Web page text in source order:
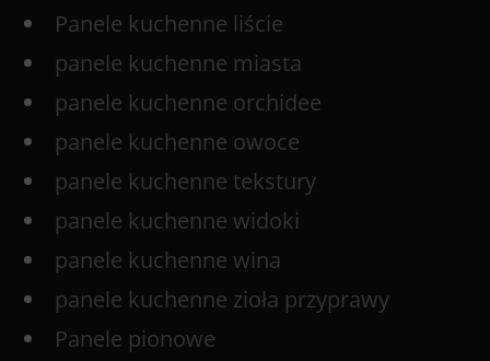
Panele kuchenne liście
panele kuchenne miasta
panele kuchenne orchidee
panele kuchenne owoce
panele kuchenne tekstury
panele kuchenne widoki
panele kuchenne wina
panele kuchenne zioła przyprawy
Panele pionowe